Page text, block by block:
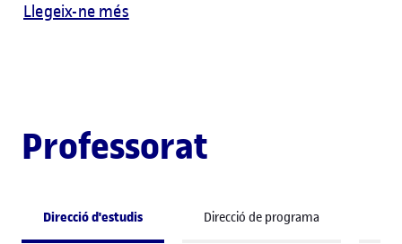
Llegeix-ne més
Professorat
Direcció d'estudis Direcció de programa